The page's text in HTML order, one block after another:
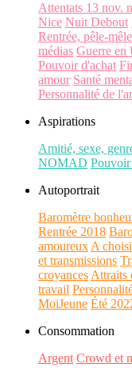
Attentats 13 nov.
Nice Nuit Debout
Rentrée, pêle-mêle
médias Guerre en
Pouvoir d'achat
amour Santé
Personnalité de
Aspirations
Amitié, sexe,
NOMAD
Autoportrait
Baromètre
Rentrée 2018
amoureux A
et transmissions
croyances Attraits
travail
MoiJeune Été
Consommation
Argent Crowd et